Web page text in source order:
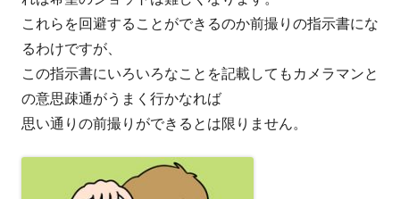
これらを回避することができるのか前撮りの指示書にな
るわけですが、
この指示書にいろいろなことを記載してもカメラマンと
の意思疎通がうまく行かなれば
思い通りの前撮りができるとは限りません。